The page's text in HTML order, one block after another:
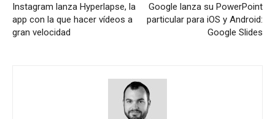
Instagram lanza Hyperlapse, la
app con la que hacer vídeos a
gran velocidad
Google lanza su PowerPoint
particular para iOS y Android:
Google Slides